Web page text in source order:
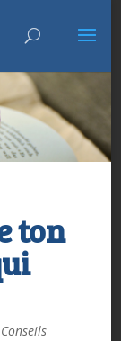
ton
Conseils